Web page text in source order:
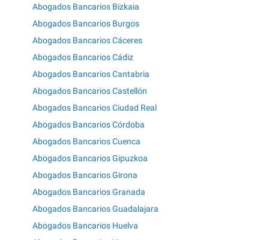
Abogados Bancarios Bizkaia
Abogados Bancarios Burgos
Abogados Bancarios Cáceres
Abogados Bancarios Cádiz
Abogados Bancarios Cantabria
Abogados Bancarios Castellón
Abogados Bancarios Ciudad Real
Abogados Bancarios Córdoba
Abogados Bancarios Cuenca
Abogados Bancarios Gipuzkoa
Abogados Bancarios Girona
Abogados Bancarios Granada
Abogados Bancarios Guadalajara
Abogados Bancarios Huelva